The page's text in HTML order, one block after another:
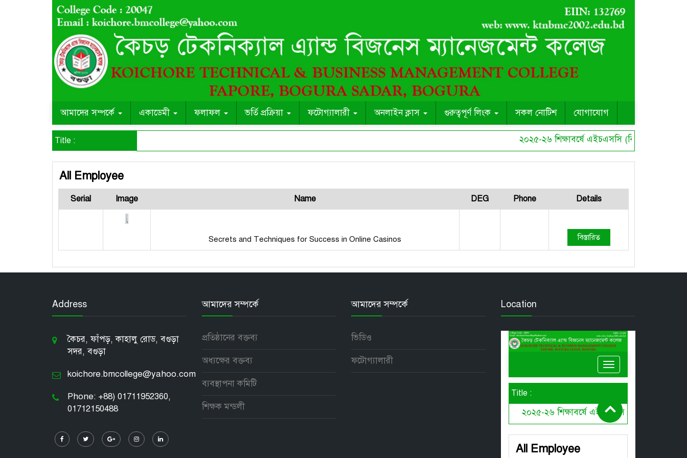
আমাদের সম্পর্কে একাডেমী ফলাফল ভর্তি প্রক্রিয়া ফটোগ্যালারী অনলাইন ক্লাস গুরুত্বপূর্ণ লিংক সকল নোটিশ যোগাযোগ
Title : ২০২৫-২৬ শিক্ষাবর্ষে এইচএসসি (বিএমটি) কোর্সে
All Employee
Serial Image Name DEG Phone Details
Secrets and Techniques for Success in Online Casinos বিস্তারিত
Address
কৈচর, ফাঁপড়, কাহালু রোড, বগুড়া
সদর, বগুড়া
koichore.bmcollege@yahoo.com
Phone: +88) 01711952360,
01712150488
আমাদের সম্পর্কে
প্রতিষ্ঠানের বক্তব্য
অধ্যক্ষের বক্তব্য
ব্যবস্থাপনা কমিটি
শিক্ষক মন্ডলী
আমাদের সম্পর্কে
ভিডিও
ফটোগ্যালারী
Location